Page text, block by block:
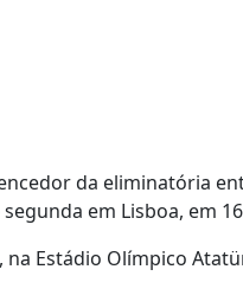
da eliminatória
em Lisboa, em
Estádio Olímpico